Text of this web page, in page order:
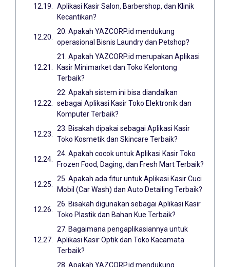
Aplikasi Kasir Salon, Barbershop, dan Klinik
Kecantikan?
20. Apakah YAZCORP.id mendukung
operasional Bisnis Laundry dan Petshop?
21. Apakah YAZCORP.id merupakan Aplikasi
Kasir Minimarket dan Toko Kelontong
Terbaik?
22. Apakah sistem ini bisa diandalkan
sebagai Aplikasi Kasir Toko Elektronik dan
Komputer Terbaik?
23. Bisakah dipakai sebagai Aplikasi Kasir
Toko Kosmetik dan Skincare Terbaik?
24. Apakah cocok untuk Aplikasi Kasir Toko
Frozen Food, Daging, dan Fresh Mart Terbaik?
25. Apakah ada fitur untuk Aplikasi Kasir Cuci
Mobil (Car Wash) dan Auto Detailing Terbaik?
26. Bisakah digunakan sebagai Aplikasi Kasir
Toko Plastik dan Bahan Kue Terbaik?
27. Bagaimana pengaplikasiannya untuk
Aplikasi Kasir Optik dan Toko Kacamata
Terbaik?
28. Apakah YAZCORP.id mendukung